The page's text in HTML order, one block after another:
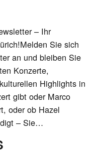
– Ihr
Sie sich
an und bleiben Sie
Konzerte,
Highlights in
gibt oder Marco
oder ob Hazel
– Sie…